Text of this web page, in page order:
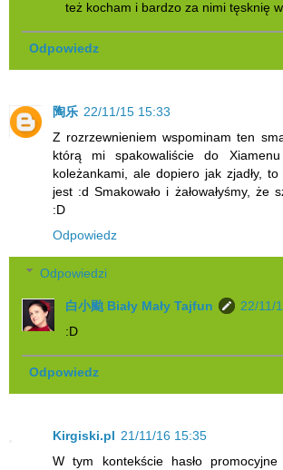
też kocham i bardzo za nimi tęsknię w
Odpowiedz
陶乐 22/11/15 15:33
Z rozrzewnieniem wspominam ten
którą mi spakowaliście do
koleżankami, ale dopiero jak zjadły,
jest :d Smakowało i żałowałyśmy, że
:D
Odpowiedz
Odpowiedzi
白小颱 Biały Mały Tajfun
22/11/
:D
Odpowiedz
Kirgiski.pl 21/11/16 15:35
W tym kontekście hasło